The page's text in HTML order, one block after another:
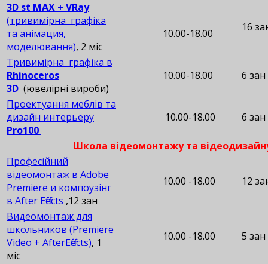
3D st MAX + VRay
(тривимірна графіка
та анімация,
моделювання), 2 міс
10.00-18.00 16
Тривимірна графіка в
Rhinoceros
3D (ювелірні вироби)
10.00-18.00 6 зан
Проектуання меблів та
дизайн интерьеру
Pro100
10.00-18.00 6 зан
Школа відеомонтажу та
Професійний
відеомонтаж в Adobe
Premiere и компоузінг
в After Effects ,12 зан
10.00 -18.00 12
Видеомонтаж для
школьников (Premiere
Video + AfterEffects), 1
міс
10.00 -18.00 5 зан